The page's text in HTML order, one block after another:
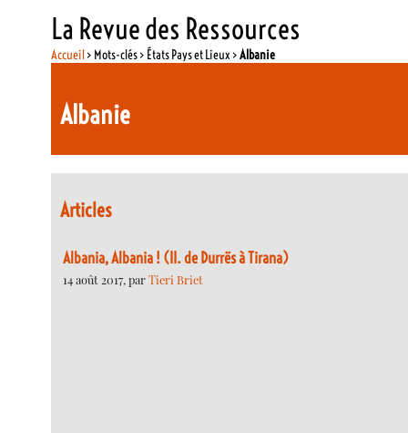
La Revue des Ressources
Accueil> Mots-clés > États Pays et Lieux >Albanie
Albanie
Articles
Albania, Albania ! (II. de Durrës à Tirana)
14 août 2017, parTieri Briet